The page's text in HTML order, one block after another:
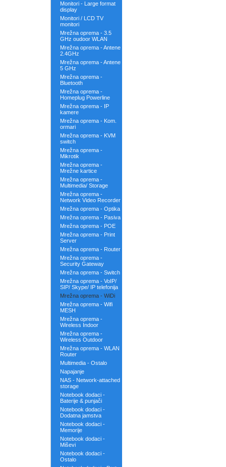
Monitori - Large format
display
Monitori / LCD TV
monitori
Mrežna oprema - 3.5
GHz oudoor WLAN
Mrežna oprema - Antene
2.4GHz
Mrežna oprema - Antene
5 GHz
Mrežna oprema -
Bluetooth
Mrežna oprema -
Homeplug Powerline
Mrežna oprema - IP
kamere
Mrežna oprema - Kom.
ormari
Mrežna oprema - KVM
switch
Mrežna oprema -
Mikrotik
Mrežna oprema -
Mrežne kartice
Mrežna oprema -
Multimedia/ Storage
Mrežna oprema -
Network Video Recorder
Mrežna oprema - Optika
Mrežna oprema - Pasiva
Mrežna oprema - POE
Mrežna oprema - Print
Server
Mrežna oprema - Router
Mrežna oprema -
Security Gateway
Mrežna oprema - Switch
Mrežna oprema - VoIP/
SIP/ Skype/ IP telefonija
Mrežna oprema - WiDi
Mrežna oprema - Wifi
MESH
Mrežna oprema -
Wireless Indoor
Mrežna oprema -
Wireless Outdoor
Mrežna oprema - WLAN
Router
Multimedia - Ostalo
Napajanje
NAS - Network-attached
storage
Notebook dodaci -
Baterije & punjači
Notebook dodaci -
Dodatna jamstva
Notebook dodaci -
Memorije
Notebook dodaci -
Miševi
Notebook dodaci -
Ostalo